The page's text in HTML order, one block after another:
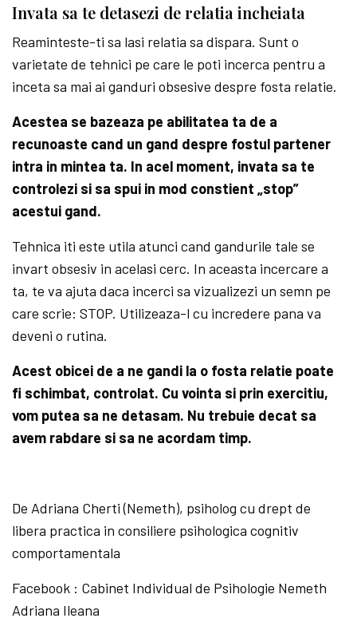
Invata sa te detasezi de relatia incheiata
Reaminteste-ti sa lasi relatia sa dispara. Sunt o
varietate de tehnici pe care le poti incerca pentru a
inceta sa mai ai ganduri obsesive despre fosta relatie.
Acestea se bazeaza pe abilitatea ta de a
recunoaste cand un gand despre fostul partener
intra in mintea ta. In acel moment, invata sa te
controlezi si sa spui in mod constient „stop”
acestui gand.
Tehnica iti este utila atunci cand gandurile tale se
invart obsesiv in acelasi cerc. In aceasta incercare a
ta, te va ajuta daca incerci sa vizualizezi un semn pe
care scrie: STOP. Utilizeaza-l cu incredere pana va
deveni o rutina.
Acest obicei de a ne gandi la o fosta relatie poate
fi schimbat, controlat. Cu vointa si prin exercitiu,
vom putea sa ne detasam. Nu trebuie decat sa
avem rabdare si sa ne acordam timp.
De Adriana Cherti (Nemeth), psiholog cu drept de
libera practica in consiliere psihologica cognitiv
comportamentala
Facebook : Cabinet Individual de Psihologie Nemeth
Adriana Ileana